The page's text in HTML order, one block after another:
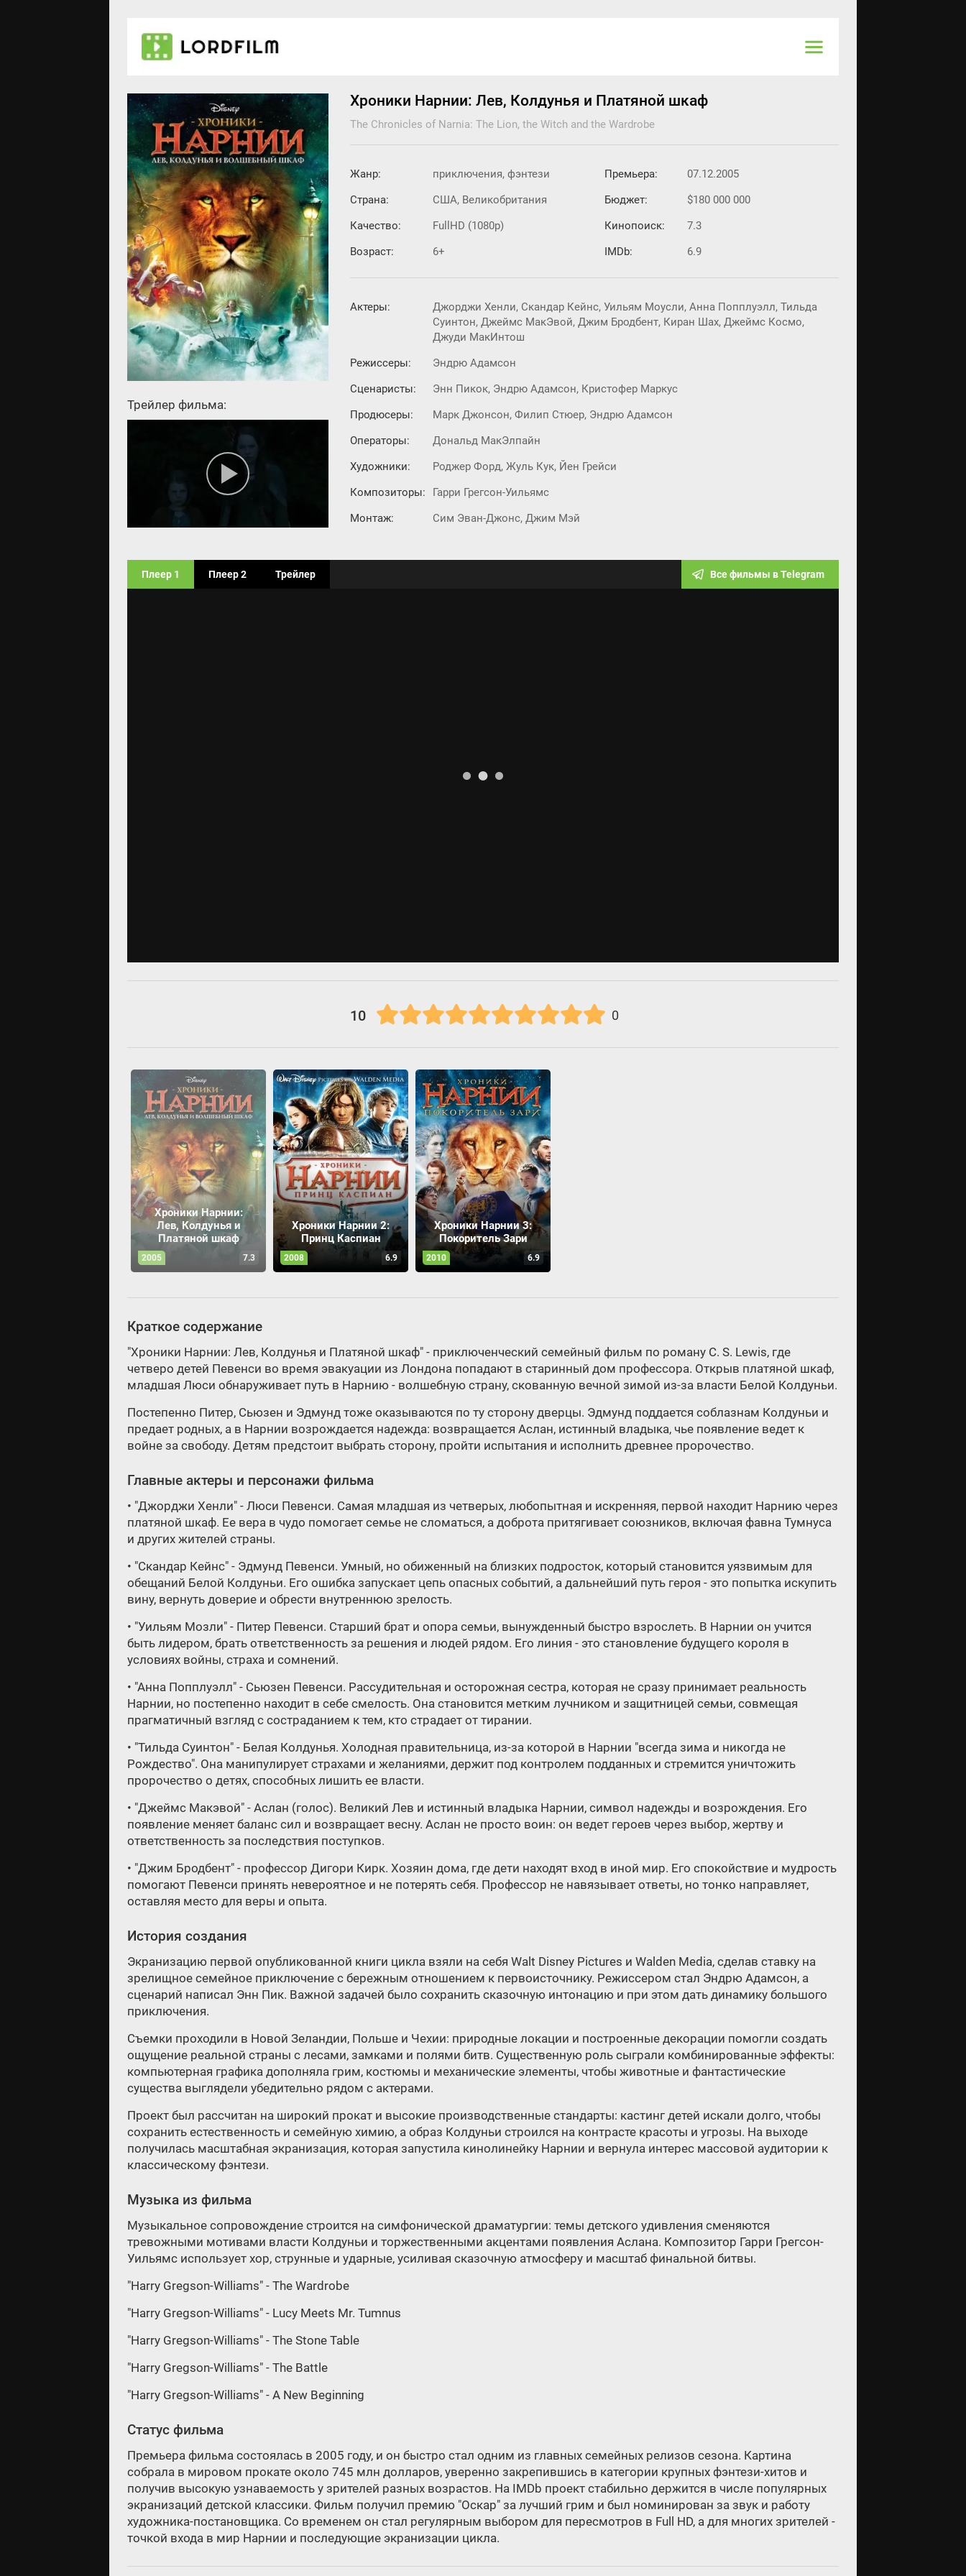
Трейлер фильма:
Хроники Нарнии: Лев, Колдунья и Платяной шкаф
The Chronicles of Narnia: The Lion, the Witch and the Wardrobe
Жанр:
приключения, фэнтези
Страна:
США, Великобритания
Качество:
FullHD (1080p)
Возраст:
6+
Премьера:
07.12.2005
Бюджет:
$180 000 000
Кинопоиск:
7.3
IMDb:
6.9
Актеры:
Джорджи Хенли, Скандар Кейнс, Уильям Моусли, Анна Попплуэлл, Тильда
Суинтон, Джеймс МакЭвой, Джим Бродбент, Киран Шах, Джеймс Космо,
Джуди МакИнтош
Режиссеры:
Эндрю Адамсон
Сценаристы:
Энн Пикок, Эндрю Адамсон, Кристофер Маркус
Продюсеры:
Марк Джонсон, Филип Стюер, Эндрю Адамсон
Операторы:
Дональд МакЭлпайн
Художники:
Роджер Форд, Жуль Кук, Йен Грейси
Композиторы:
Гарри Грегсон-Уильямс
Монтаж:
Сим Эван-Джонс, Джим Мэй
Плеер 1 Плеер 2 Трейлер Все фильмы в Telegram
10 0
Хроники Нарнии:
Лев, Колдунья и
Платяной шкаф
2005 7.3
Хроники Нарнии 2:
Принц Каспиан
2008 6.9
Хроники Нарнии 3:
Покоритель Зари
2010 6.9
Краткое содержание
"Хроники Нарнии: Лев, Колдунья и Платяной шкаф" - приключенческий семейный фильм по роману C. S. Lewis, где
четверо детей Певенси во время эвакуации из Лондона попадают в старинный дом профессора. Открыв платяной шкаф,
младшая Люси обнаруживает путь в Нарнию - волшебную страну, скованную вечной зимой из-за власти Белой Колдуньи.
Постепенно Питер, Сьюзен и Эдмунд тоже оказываются по ту сторону дверцы. Эдмунд поддается соблазнам Колдуньи и
предает родных, а в Нарнии возрождается надежда: возвращается Аслан, истинный владыка, чье появление ведет к
войне за свободу. Детям предстоит выбрать сторону, пройти испытания и исполнить древнее пророчество.
Главные актеры и персонажи фильма
• "Джорджи Хенли" - Люси Певенси. Самая младшая из четверых, любопытная и искренняя, первой находит Нарнию через
платяной шкаф. Ее вера в чудо помогает семье не сломаться, а доброта притягивает союзников, включая фавна Тумнуса
и других жителей страны.
• "Скандар Кейнс" - Эдмунд Певенси. Умный, но обиженный на близких подросток, который становится уязвимым для
обещаний Белой Колдуньи. Его ошибка запускает цепь опасных событий, а дальнейший путь героя - это попытка искупить
вину, вернуть доверие и обрести внутреннюю зрелость.
• "Уильям Мозли" - Питер Певенси. Старший брат и опора семьи, вынужденный быстро взрослеть. В Нарнии он учится
быть лидером, брать ответственность за решения и людей рядом. Его линия - это становление будущего короля в
условиях войны, страха и сомнений.
• "Анна Попплуэлл" - Сьюзен Певенси. Рассудительная и осторожная сестра, которая не сразу принимает реальность
Нарнии, но постепенно находит в себе смелость. Она становится метким лучником и защитницей семьи, совмещая
прагматичный взгляд с состраданием к тем, кто страдает от тирании.
• "Тильда Суинтон" - Белая Колдунья. Холодная правительница, из-за которой в Нарнии "всегда зима и никогда не
Рождество". Она манипулирует страхами и желаниями, держит под контролем подданных и стремится уничтожить
пророчество о детях, способных лишить ее власти.
• "Джеймс Макэвой" - Аслан (голос). Великий Лев и истинный владыка Нарнии, символ надежды и возрождения. Его
появление меняет баланс сил и возвращает весну. Аслан не просто воин: он ведет героев через выбор, жертву и
ответственность за последствия поступков.
• "Джим Бродбент" - профессор Дигори Кирк. Хозяин дома, где дети находят вход в иной мир. Его спокойствие и мудрость
помогают Певенси принять невероятное и не потерять себя. Профессор не навязывает ответы, но тонко направляет,
оставляя место для веры и опыта.
История создания
Экранизацию первой опубликованной книги цикла взяли на себя Walt Disney Pictures и Walden Media, сделав ставку на
зрелищное семейное приключение с бережным отношением к первоисточнику. Режиссером стал Эндрю Адамсон, а
сценарий написал Энн Пик. Важной задачей было сохранить сказочную интонацию и при этом дать динамику большого
приключения.
Съемки проходили в Новой Зеландии, Польше и Чехии: природные локации и построенные декорации помогли создать
ощущение реальной страны с лесами, замками и полями битв. Существенную роль сыграли комбинированные эффекты:
компьютерная графика дополняла грим, костюмы и механические элементы, чтобы животные и фантастические
существа выглядели убедительно рядом с актерами.
Проект был рассчитан на широкий прокат и высокие производственные стандарты: кастинг детей искали долго, чтобы
сохранить естественность и семейную химию, а образ Колдуньи строился на контрасте красоты и угрозы. На выходе
получилась масштабная экранизация, которая запустила кинолинейку Нарнии и вернула интерес массовой аудитории к
классическому фэнтези.
Музыка из фильма
Музыкальное сопровождение строится на симфонической драматургии: темы детского удивления сменяются
тревожными мотивами власти Колдуньи и торжественными акцентами появления Аслана. Композитор Гарри Грегсон-
Уильямс использует хор, струнные и ударные, усиливая сказочную атмосферу и масштаб финальной битвы.
"Harry Gregson-Williams" - The Wardrobe
"Harry Gregson-Williams" - Lucy Meets Mr. Tumnus
"Harry Gregson-Williams" - The Stone Table
"Harry Gregson-Williams" - The Battle
"Harry Gregson-Williams" - A New Beginning
Статус фильма
Премьера фильма состоялась в 2005 году, и он быстро стал одним из главных семейных релизов сезона. Картина
собрала в мировом прокате около 745 млн долларов, уверенно закрепившись в категории крупных фэнтези-хитов и
получив высокую узнаваемость у зрителей разных возрастов. На IMDb проект стабильно держится в числе популярных
экранизаций детской классики. Фильм получил премию "Оскар" за лучший грим и был номинирован за звук и работу
художника-постановщика. Со временем он стал регулярным выбором для пересмотров в Full HD, а для многих зрителей -
точкой входа в мир Нарнии и последующие экранизации цикла.